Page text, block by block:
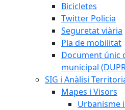
Bicicletes
Twitter Policia
Seguretat viària
Pla de mobilitat
Document únic
municipal
SIG i Anàlisi
Mapes i Visors
Urbanisme